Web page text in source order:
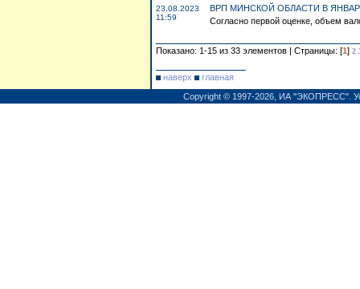
23.08.2023
11:59
ВРП МИНСКОЙ ОБЛАСТИ В
Согласно первой оценке, объем
Показано: 1-15 из 33 элементов | Страницы: [1] 2
наверх
главная
Copyright © 1997-2026, ИА "ЭКОПРЕСС".